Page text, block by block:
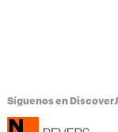
Síguenos en Discover